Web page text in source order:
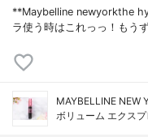
**Maybelline newyorkthe
ラ使う時はこれっっ！もう
MAYBELLINE NEW
ボリューム エクス